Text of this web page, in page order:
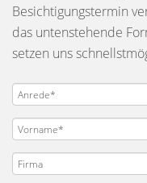
Besichtigungstermin
das untenstehende
setzen uns